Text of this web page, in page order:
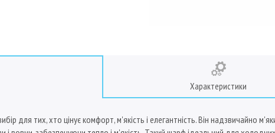
Характеристики
для тих, хто цінує комфорт, м'якість і елегантність. Він надзвичайно